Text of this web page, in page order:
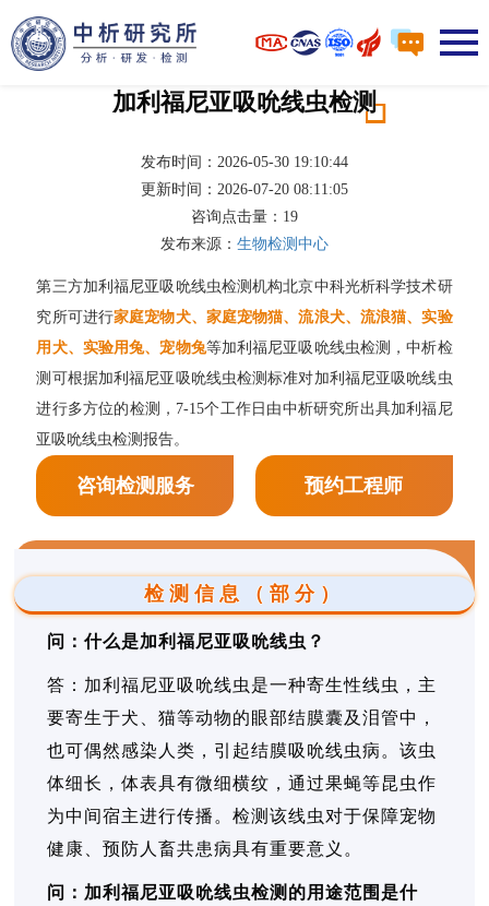
加利福尼亚吸吮线虫检测
发布时间：2026-05-30 19:10:44
更新时间：2026-07-20 08:11:05
咨询点击量： 19
发布来源： 生物检测中心
第三方加利福尼亚吸吮线虫检测机构北京中科光析科学技术研
究所可进行家庭宠物犬、家庭宠物猫、流浪犬、流浪猫、实验
用犬、实验用兔、宠物兔等加利福尼亚吸吮线虫检测，中析检
测可根据加利福尼亚吸吮线虫检测标准对加利福尼亚吸吮线虫
进行多方位的检测，7-15个工作日由中析研究所出具加利福尼
亚吸吮线虫检测报告。
咨询检测服务 预约工程师
检测信息（部分）
问：什么是加利福尼亚吸吮线虫？
答：加利福尼亚吸吮线虫是一种寄生性线虫，主
要寄生于犬、猫等动物的眼部结膜囊及泪管中，
也可偶然感染人类，引起结膜吸吮线虫病。该虫
体细长，体表具有微细横纹，通过果蝇等昆虫作
为中间宿主进行传播。检测该线虫对于保障宠物
健康、预防人畜共患病具有重要意义。
问：加利福尼亚吸吮线虫检测的用途范围是什